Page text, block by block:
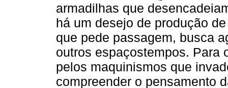
armadilhas que
há um desejo de produção
que pede passagem, busca
outros espaçostempos. Para
pelos maquinismos que
compreender o pensamento